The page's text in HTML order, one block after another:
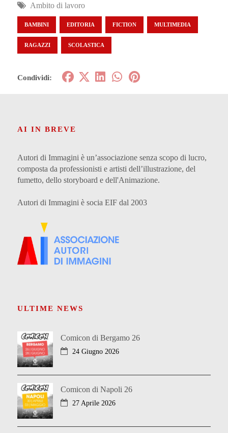
Ambito di lavoro
BAMBINI EDITORIA FICTION MULTIMEDIA
RAGAZZI SCOLASTICA
Condividi:
AI IN BREVE
Autori di Immagini è un’associazione senza scopo di lucro,
composta da professionisti e artisti dell’illustrazione, del
fumetto, dello storyboard e dell'Animazione.
Autori di Immagini è socia EIF dal 2003
ULTIME NEWS
Comicon di Bergamo 26
24 Giugno 2026
Comicon di Napoli 26
27 Aprile 2026